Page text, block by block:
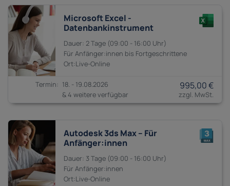
Microsoft Excel -
Datenbankinstrument
2 Tage 09:00 - 16:00
Anfänger:innen bis Fortgeschrittene
18. - 19.08.2026
& 4 weitere verfügbar
995,00 €
Autodesk 3ds Max – Für
Anfänger:innen
3 Tage 09:00 - 16:00
Anfänger:innen